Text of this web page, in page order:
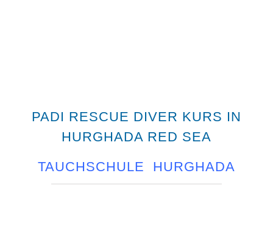
PADI RESCUE DIVER KURS IN
HURGHADA RED SEA
TAUCHSCHULE HURGHADA